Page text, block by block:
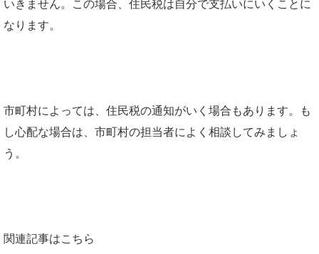
いきません。この場合、住民税は自分で支払いにいくことに
なります。
市町村によっては、住民税の通知がいく場合もあります。も
し心配な場合は、市町村の担当者によく相談してみましょ
う。
関連記事はこちら